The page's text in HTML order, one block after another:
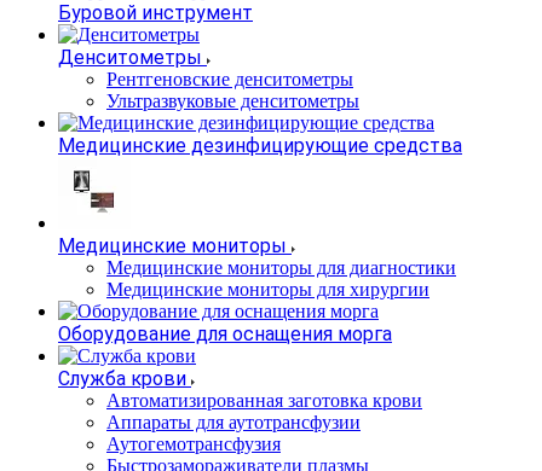
Буровой инструмент
Денситометры
Рентгеновские денситометры
Ультразвуковые денситометры
Медицинские дезинфицирующие средства
Медицинские мониторы
Медицинские мониторы для диагностики
Медицинские мониторы для хирургии
Оборудование для оснащения морга
Служба крови
Автоматизированная заготовка крови
Аппараты для аутотрансфузии
Аутогемотрансфузия
Быстрозамораживатели плазмы